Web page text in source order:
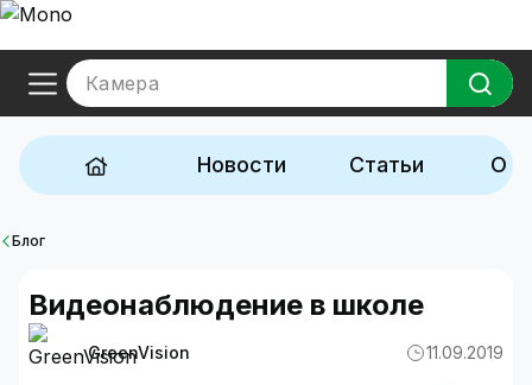
Камера
Новости Статьи
Блог
Видеонаблюдение в школе
GreenVision 11.09.2019